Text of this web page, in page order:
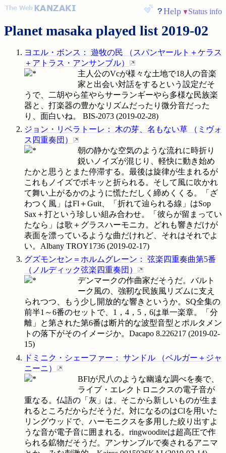
Help Status info
Planet masaka played list 2019-02
ヨエル・ボンス ： 遊牧の民 （ スパンヤールト＋ケラス
＋アトラス・アンサンブル）
主人公のVcが様々な土地で18人の音楽
家と出会い対話をするという設定だそ
うで、二胡やら笙やらサーランギーやら多様な民族楽
器と、打楽器の豊かなリズムだったり微分音だった
り、面白いね。
BIS-2073 (2019-02-28)
ジョン・リベラトーレ ： 木の芽、名もない草 （ ミヴォ
ス四重奏団 ）
朝の静かな空気のような流れに時折り
鋭いノイズが混じり、軽快に動き始め
たかと思うとまた停滞する。最後は旋律が生まれるが
これもノイズでボキッと折られる。そして風に吹かれ
て舞い上がるかのように慌ただしく締めくくる。「ざ
わつく風」はFl＋Guit、「折れて辿られる線」はSop
Sax＋打という珍しい組み合わせ。「彼らが留まってい
たなら」は歌＋グラスハーモニカ。どれも響きだけが
表面を漂っているような曲だけれど、それはそれでよ
い。Albany TROY1736 (2019-02-17)
グズモンセン＝ホルムグレーン ： 弦楽四重奏曲第5番
（ ノルディック弦楽四重奏団 ）
デンマークの作曲家だそうだ。バルト
ーク風の、強靭な民族風リズムに支え
られつつ、もう少し開放的な響きというか。SQ全集の
前半1～6番のセットで、1，4，5，6は単一楽章。「分
離」と第された第6番は断片的な波型音型とポルタメン
トの落下がそのイメージか。Dacapo 8.226217 (2019-02-
15)
ドミニク・シェーファー ： サンドル （ベルガー＋ジャ
ニーニ）
BFlが尺八のような幽遠な調べを奏で、
ライブ・エレクトロニクスの電子音が
重なる。仏語の「灰」は、そこから新しいものが生ま
れるところだからだそうだ。対になるのはClを用いた
リングウッドで、ハーモニクスを多用した絞り出すよ
うな音が電子音に囲まれる。ringwooditeは超高圧で作
られる鉱物だそうだ。アンサンブルで奏されるアニマ